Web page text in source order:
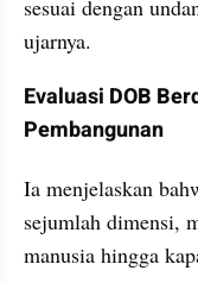
sesuai dengan
ujarnya.
Evaluasi DOB
Pembangunan
Ia menjelaskan
sejumlah dimensi,
manusia hingga